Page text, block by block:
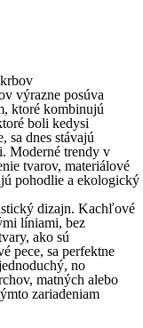
výrazne posúva
ktoré kombinujú
boli kedysi
sa dnes stávajú
Moderné trendy v
tvarov, materiálové
pohodlie a ekologický
dizajn. Kachľové
líniami, bez
ako sú
pece, sa perfektne
no
matných alebo
zariadeniam